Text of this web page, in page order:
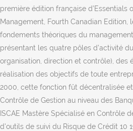
première édition française d’Essentials
Management, Fourth Canadian Edition,
fondements théoriques du
présentant les quatre pôles d’activité
organisation, direction et contrôle), des
réalisation des objectifs de toute
2000, cette fonction fût décentralisée
Contrôle de Gestion au niveau des
ISCAE Mastère Spécialisé en Contrôle
d'outils de suivi du Risque de Crédit 10